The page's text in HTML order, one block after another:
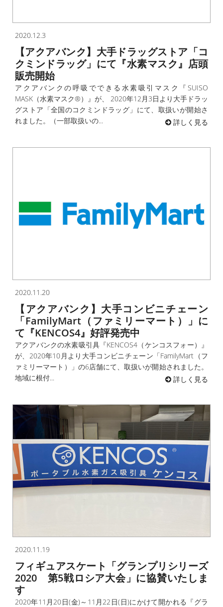
2020.12.3
【アクアバンク】大手ドラッグストア「コ
クミンドラッグ」にて『水素マスク』店頭
販売開始
アクアバンクの呼吸でできる水素吸引マスク『SUISO
MASK（水素マスク®）』が、 2020年12月3日より大手ドラッ
グストア「全国のコクミンドラッグ」にて、取扱いが開始さ
れました。（一部取扱いの...
詳しく見る
2020.11.20
【アクアバンク】大手コンビニチェーン
「FamilyMart（ファミリーマート）」に
て『KENCOS4』好評発売中
アクアバンクの水素吸引具『KENCOS4（ケンコスフォー）』
が、2020年10月より大手コンビニチェーン「FamilyMart（フ
ァミリーマート）」の6店舗にて、取扱いが開始されました。
地域に根付...
詳しく見る
2020.11.19
フィギュアスケート「グランプリシリーズ
2020 第5戦ロシア大会」に協賛いたしま
す
2020年11月20日(金)～11月22日(日)にかけて開かれる『グラ